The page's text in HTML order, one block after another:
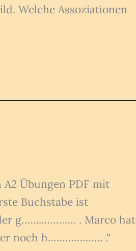
Welche Assoziationen
Übungen PDF mit
Buchstabe ist
g………………. . Marco hat
noch h………………. .“